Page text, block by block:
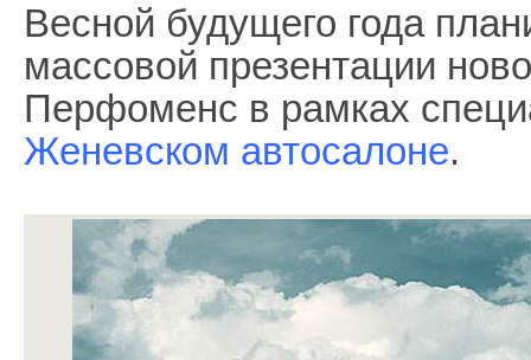
Весной будущего года
массовой презентации
Перфоменс в рамках
Женевском автосалоне.